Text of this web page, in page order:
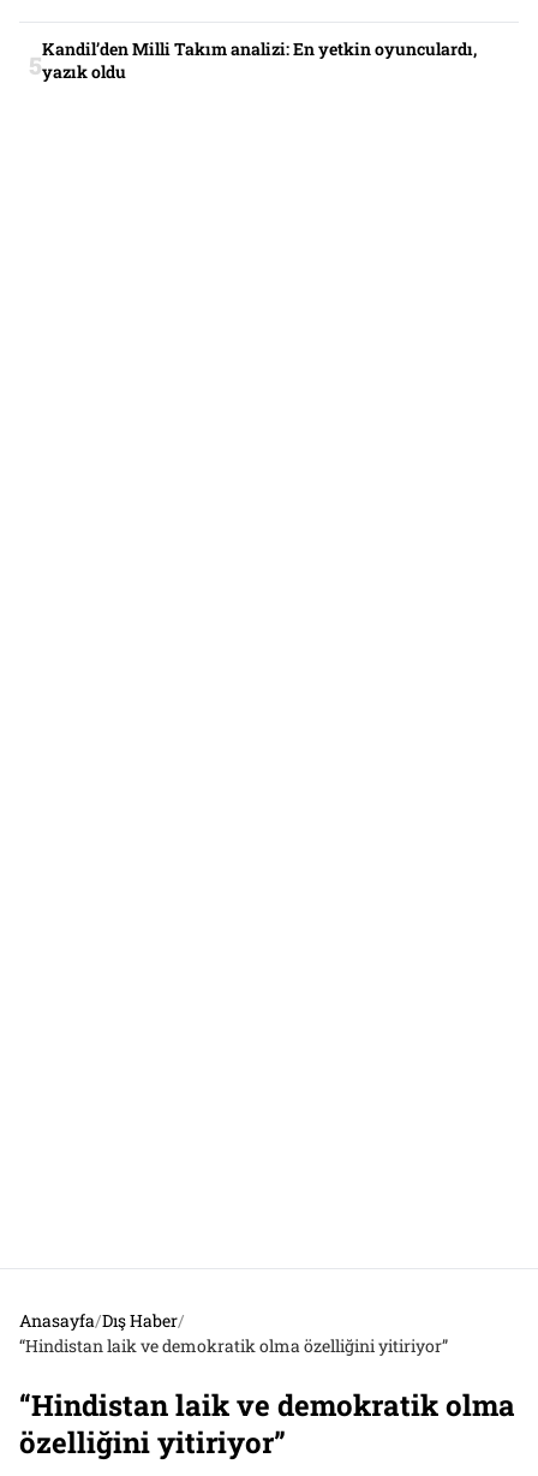
Kandil’den Milli Takım analizi: En yetkin oyunculardı,
yazık oldu
Anasayfa/Dış Haber/
“Hindistan laik ve demokratik olma özelliğini yitiriyor”
“Hindistan laik ve demokratik olma
özelliğini yitiriyor”